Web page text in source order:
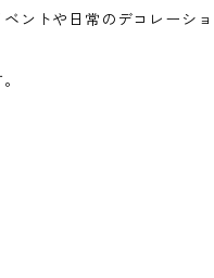
ントや日常のデコレーショ